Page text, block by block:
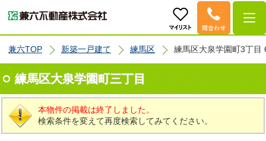
兼六TOP 新築一戸建て 練馬区 練馬区大泉学園町3丁目
練馬区大泉学園町三丁目
本物件の掲載は終了しました。
検索条件を変えて再度検索してみてください。